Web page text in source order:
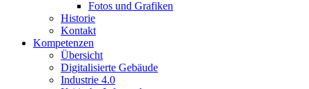
Fotos und Grafiken
Historie
Kontakt
Kompetenzen
Übersicht
Digitalisierte Gebäude
Industrie 4.0